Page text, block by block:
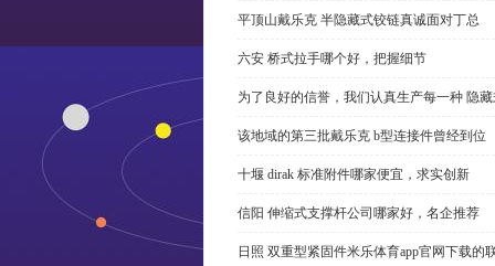
平顶山戴乐克 半隐藏式铰链真诚面对丁总
六安 桥式拉手哪个好，把握细节
为了良好的信誉，我们认真生产每一种 隐
该地域的第三批戴乐克 b型连接件曾经到位
十堰 dirak 标准附件哪家便宜，求实创新
信阳 伸缩式支撑杆公司哪家好，名企推荐
日照 双重型紧固件米乐体育app官网下载的